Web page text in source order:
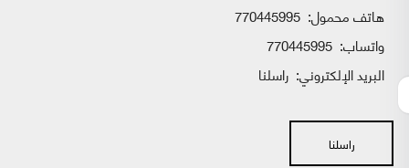
هاتف محمول: 770445995
واتساب:
البريد الإلكتروني: راسلنا
راسلنا